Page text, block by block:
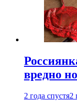
вредно
2 года спустя2